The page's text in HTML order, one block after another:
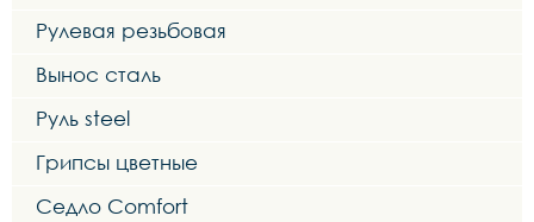
Рулевая резьбовая
Вынос сталь
Руль steel
Грипсы цветные
Седло Comfort